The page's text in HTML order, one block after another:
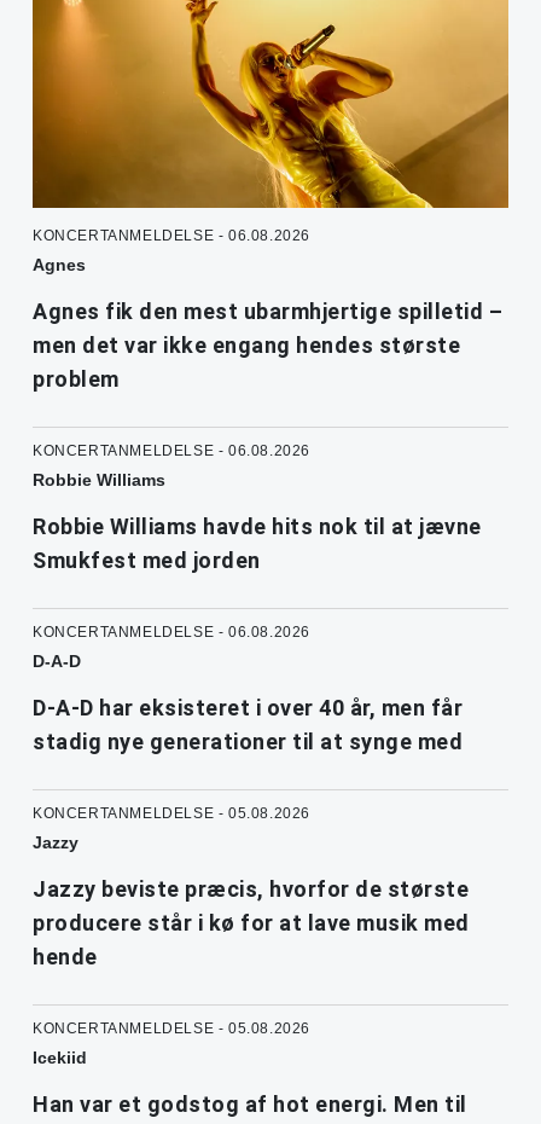
KONCERTANMELDELSE - 06.08.2026
Agnes
Agnes fik den mest ubarmhjertige spilletid –
men det var ikke engang hendes største
problem
KONCERTANMELDELSE - 06.08.2026
Robbie Williams
Robbie Williams havde hits nok til at jævne
Smukfest med jorden
KONCERTANMELDELSE - 06.08.2026
D-A-D
D-A-D har eksisteret i over 40 år, men får
stadig nye generationer til at synge med
KONCERTANMELDELSE - 05.08.2026
Jazzy
Jazzy beviste præcis, hvorfor de største
producere står i kø for at lave musik med
hende
KONCERTANMELDELSE - 05.08.2026
Icekiid
Han var et godstog af hot energi. Men til